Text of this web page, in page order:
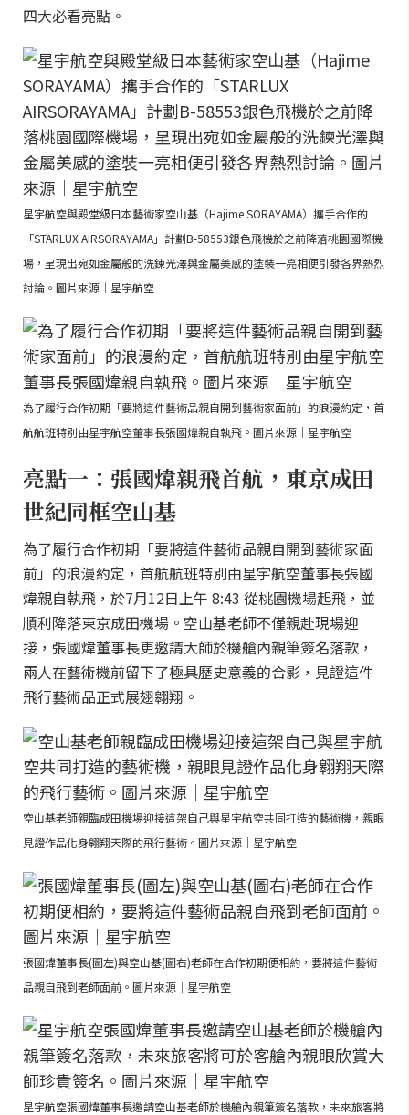
四大必看亮點。
星宇航空與殿堂級日本藝術家空山基（Hajime SORAYAMA）攜手合作的
「STARLUX AIRSORAYAMA」計劃B-58553銀色飛機於之前降落桃園國際機
場，呈現出宛如金屬般的洗鍊光澤與金屬美感的塗裝一亮相便引發各界熱烈
討論。圖片來源｜星宇航空
為了履行合作初期「要將這件藝術品親自開到藝術家面前」的浪漫約定，首
航航班特別由星宇航空董事長張國煒親自執飛。圖片來源｜星宇航空
亮點一：張國煒親飛首航，東京成田
世紀同框空山基
為了履行合作初期「要將這件藝術品親自開到藝術家面
前」的浪漫約定，首航航班特別由星宇航空董事長張國
煒親自執飛，於7月12日上午 8:43 從桃園機場起飛，並
順利降落東京成田機場。空山基老師不僅親赴現場迎
接，張國煒董事長更邀請大師於機艙內親筆簽名落款，
兩人在藝術機前留下了極具歷史意義的合影，見證這件
飛行藝術品正式展翅翱翔。
空山基老師親臨成田機場迎接這架自己與星宇航空共同打造的藝術機，親眼
見證作品化身翱翔天際的飛行藝術。圖片來源｜星宇航空
張國煒董事長(圖左)與空山基(圖右)老師在合作初期便相約，要將這件藝術
品親自飛到老師面前。圖片來源｜星宇航空
星宇航空張國煒董事長邀請空山基老師於機艙內親筆簽名落款，未來旅客將